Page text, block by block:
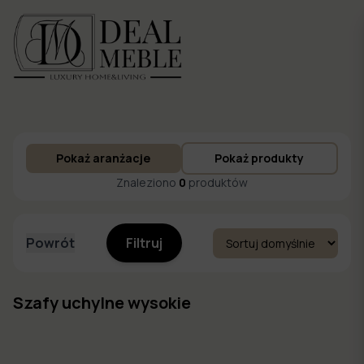
Ulubione
Pokaż aranżacje
Pokaż produkty
Znaleziono 0 produktów
Powrót Filtruj
Szafy uchylne wysokie